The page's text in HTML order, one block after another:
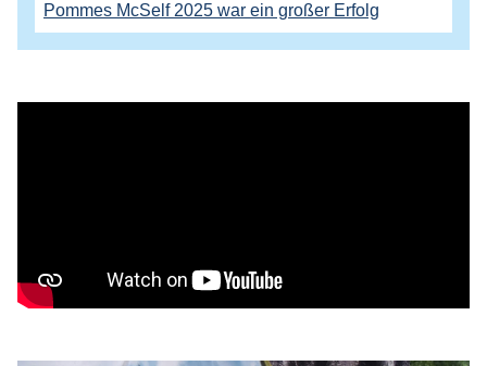
Pommes McSelf 2025 war ein großer Erfolg